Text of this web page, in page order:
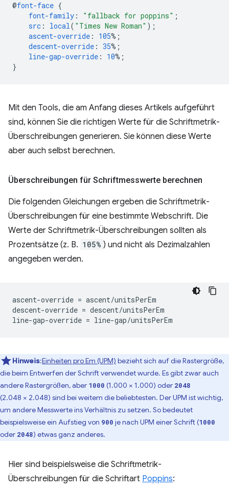
@font-face {
font-family : "fallback for poppins" ;
src : local( "Times New Roman" );
ascent-override : 105%;
descent-override : 35%;
line-gap-override : 10%;
}
Mit den Tools, die am Anfang dieses Artikels aufgeführt
sind, können Sie die richtigen Werte für die Schriftmetrik-
Überschreibungen generieren. Sie können diese Werte
aber auch selbst berechnen.
Überschreibungen für Schriftmesswerte berechnen
Die folgenden Gleichungen ergeben die Schriftmetrik-
Überschreibungen für eine bestimmte Webschrift. Die
Werte der Schriftmetrik-Überschreibungen sollten als
Prozentsätze (z. B. 105% ) und nicht als Dezimalzahlen
angegeben werden.
ascent-override = ascent/unitsPerEm
descent-override = descent/unitsPerEm
Hinweis:Einheiten pro Em (UPM) bezieht sich auf die Rastergröße,
die beim Entwerfen der Schrift verwendet wurde. Es gibt zwar auch
andere Rastergrößen, aber 1000 (1.000 × 1.000) oder 2048
(2.048 × 2.048) sind bei weitem die beliebtesten. Der UPM ist wichtig,
um andere Messwerte ins Verhältnis zu setzen. So bedeutet
beispielsweise ein Aufstieg von 900 je nach UPM einer Schrift (1000
oder 2048) etwas ganz anderes.
Hier sind beispielsweise die Schriftmetrik-
Überschreibungen für die Schriftart Poppins: